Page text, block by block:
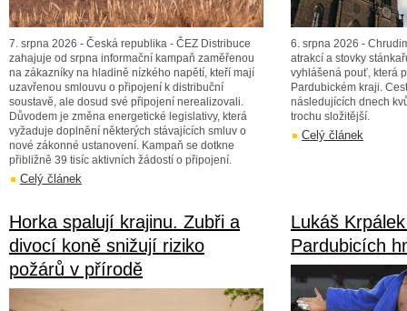
7. srpna 2026 - Česká republika - ČEZ Distribuce
zahajuje od srpna informační kampaň zaměřenou
na zákazníky na hladině nízkého napětí, kteří mají
uzavřenou smlouvu o připojení k distribuční
soustavě, ale dosud své připojení nerealizovali.
Důvodem je změna energetické legislativy, která
vyžaduje doplnění některých stávajících smluv o
nové zákonné ustanovení. Kampaň se dotkne
přibližně 39 tisíc aktivních žádostí o připojení.
Celý článek
6. srpna 2026 -
atrakcí a stovky
vyhlášená pouť, která
Pardubickém kraji.
následujících dnech
trochu složitější.
Celý článek
Horka spalují krajinu. Zubři a
divocí koně snižují riziko
požárů v přírodě
Lukáš
Pardubicích